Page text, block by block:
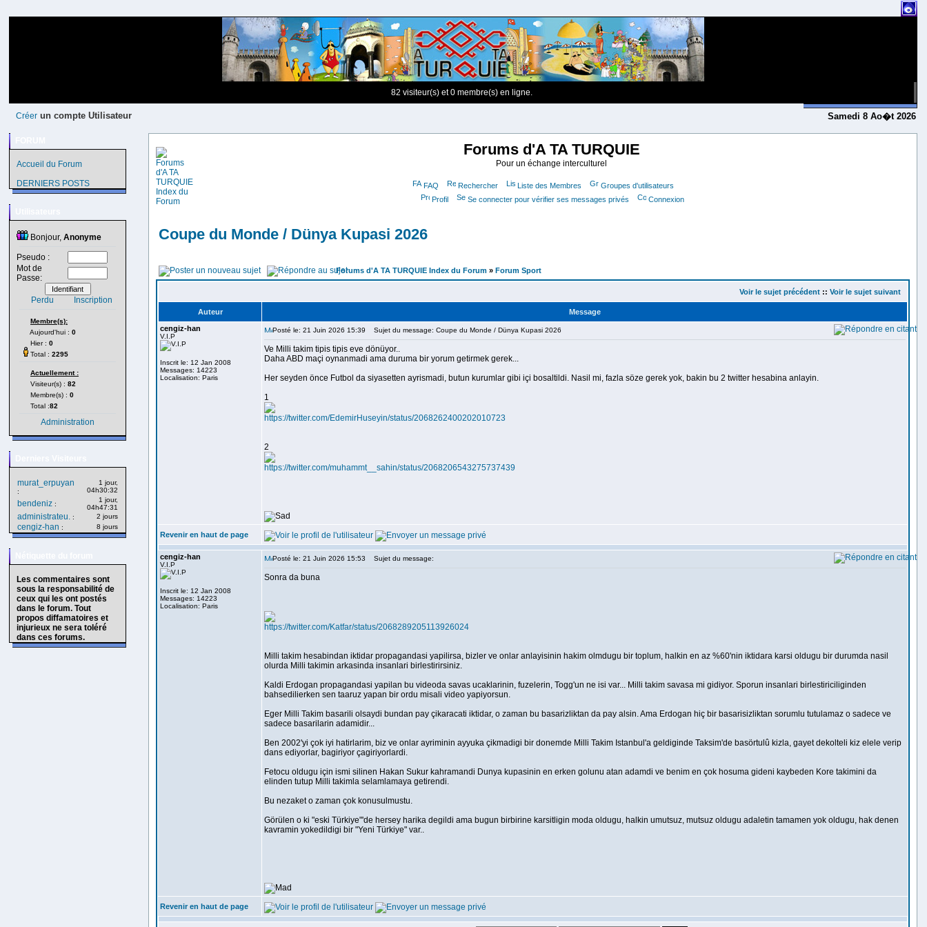
82 visiteur(s) et 0 membre(s) en ligne.
Créer un compte Utilisateur Samedi 8 Ao�t 2026
Accueil du Forum
DERNIERS POSTS
Bonjour, Anonyme
Pseudo :
Mot de
Passe:
Perdu Inscription
Membre(s):
Aujourd'hui : 0
Hier : 0
Total : 2295
Actuellement :
Visiteur(s) : 82
Membre(s) : 0
Total :82
Administration
murat_erpuyan
:
1 jour,
04h30:32
bendeniz :
1 jour,
04h47:31
administrateu. : 2 jours
cengiz-han : 8 jours
Les commentaires sont
sous la responsabilité de
ceux qui les ont postés
dans le forum. Tout
propos diffamatoires et
injurieux ne sera toléré
dans ces forums.
Forums d'A TA TURQUIE
Pour un échange interculturel
FAQ Rechercher Liste des Membres
Groupes d'utilisateurs
Profil
Se connecter pour vérifier ses messages privés Connexion
Coupe du Monde / Dünya Kupasi 2026
Forums d'A TA TURQUIE Index du Forum » Forum Sport
Voir le sujet précédent :: Voir le sujet suivant
Auteur
Message
cengiz-han
V.I.P
Inscrit le: 12 Jan 2008
Messages: 14223
Localisation: Paris
Posté le: 21 Juin 2026 15:39 Sujet du message: Coupe du Monde / Dünya Kupasi 2026
Ve Milli takim tipis tipis eve dönüyor..
Daha ABD maçi oynanmadi ama duruma bir yorum getirmek gerek...
Her seyden önce Futbol da siyasetten ayrismadi, butun kurumlar gibi içi bosaltildi. Nasil mi, fazla söze gerek yok, bakin bu 2 twitter hesabina anlayin.
1
https://twitter.com/EdemirHuseyin/status/2068262400202010723
2
https://twitter.com/muhammt__sahin/status/2068206543275737439
Revenir en haut de page
cengiz-han
V.I.P
Inscrit le: 12 Jan 2008
Messages: 14223
Localisation: Paris
Posté le: 21 Juin 2026 15:53 Sujet du message:
Sonra da buna
https://twitter.com/Katfar/status/2068289205113926024
Milli takim hesabindan iktidar propagandasi yapilirsa, bizler ve onlar anlayisinin hakim olmdugu bir toplum, halkin en az %60'nin iktidara karsi oldugu bir durumda nasil
olurda Milli takimin arkasinda insanlari birlestirirsiniz.
Kaldi Erdogan propagandasi yapilan bu videoda savas ucaklarinin, fuzelerin, Togg'un ne isi var... Milli takim savasa mi gidiyor. Sporun insanlari birlestiriciliginden
bahsedilierken sen taaruz yapan bir ordu misali video yapiyorsun.
Eger Milli Takim basarili olsaydi bundan pay çikaracati iktidar, o zaman bu basarizliktan da pay alsin. Ama Erdogan hiç bir basarisizliktan sorumlu tutulamaz o sadece ve
sadece basarilarin adamidir...
Ben 2002'yi çok iyi hatirlarim, biz ve onlar ayriminin ayyuka çikmadigi bir donemde Milli Takim Istanbul'a geldiginde Taksim'de basörtulû kizla, gayet dekolteli kiz elele verip
dans ediyorlar, bagiriyor çagiriyorlardi.
Fetocu oldugu için ismi silinen Hakan Sukur kahramandi Dunya kupasinin en erken golunu atan adamdi ve benim en çok hosuma gideni kaybeden Kore takimini da
elinden tutup Milli takimla selamlamaya getirendi.
Bu nezaket o zaman çok konusulmustu.
Görülen o ki "eski Türkiye"'de hersey harika degildi ama bugun birbirine karsitligin moda oldugu, halkin umutsuz, mutsuz oldugu adaletin tamamen yok oldugu, hak denen
kavramin yokedildigi bir "Yeni Türkiye" var..
Revenir en haut de page